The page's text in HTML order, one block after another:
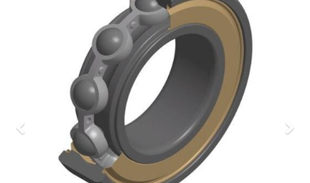
Previous